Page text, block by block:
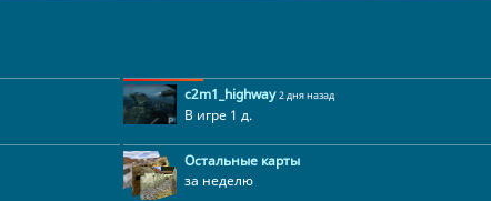
c2m1_highway 2 дня назад
В игре 1 д.
Остальные карты
за неделю